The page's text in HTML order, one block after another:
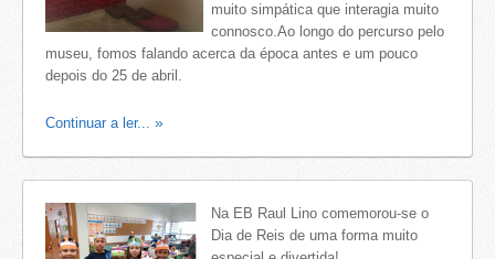
muito simpática que interagia muito
connosco.Ao longo do percurso pelo
museu, fomos falando acerca da época antes e um pouco
depois do 25 de abril.
Continuar a ler...
Na EB Raul Lino comemorou-se o
Dia de Reis de uma forma muito